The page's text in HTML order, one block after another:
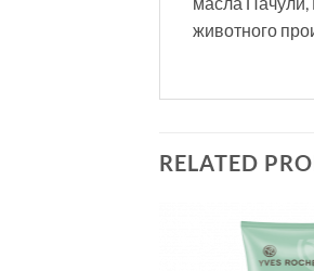
животного
RELATED